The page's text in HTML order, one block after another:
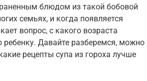
блюдом из такой бобовой
семьях, и когда появляется
вопрос, с какого возраста
Давайте разберемся, можно
рецепты супа из гороха лучше